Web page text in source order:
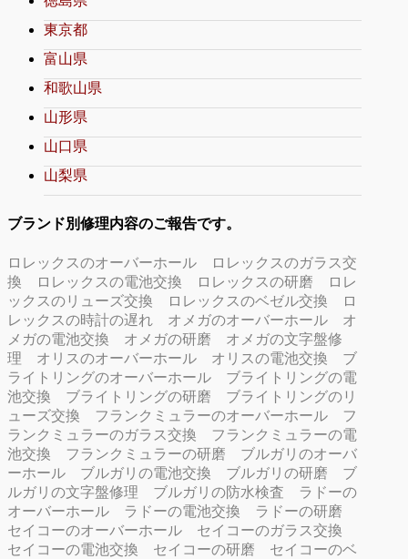
東京都
富山県
和歌山県
山形県
山口県
山梨県
ブランド別修理内容のご報告です。
ロレックスのオーバーホール
ロレックスのガラス交
換
ロレックスの電池交換 ロレックスの研磨
ロレ
ックスのリューズ交換
ロレックスのベゼル交換
ロ
レックスの時計の遅れ
オメガのオーバーホール
オ
メガの電池交換
オメガの研磨
オメガの文字盤修
理
オリスのオーバーホール オリスの電池交換
ブ
ライトリングのオーバーホール
ブライトリングの電
池交換
ブライトリングの研磨
ブライトリングのリ
ューズ交換
フランクミュラーのオーバーホール
フ
ランクミュラーのガラス交換
フランクミュラーの電
池交換
フランクミュラーの研磨
ブルガリのオーバ
ーホール
ブルガリの電池交換 ブルガリの研磨
ブ
ルガリの文字盤修理
ブルガリの防水検査
ラドーの
オーバーホール
ラドーの電池交換
ラドーの研磨
セイコーのオーバーホール
セイコーのガラス交換
セイコーの電池交換
セイコーの研磨
セイコーのベ